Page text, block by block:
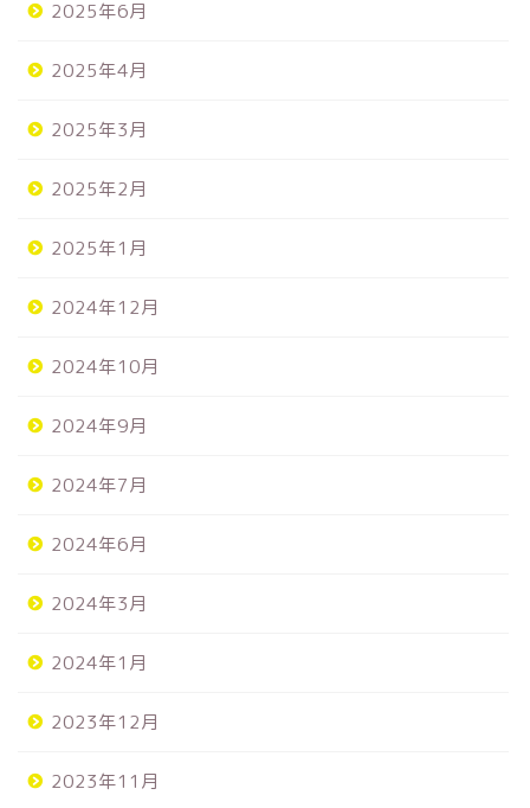
2025年6月
2025年4月
2025年3月
2025年2月
2025年1月
2024年12月
2024年10月
2024年9月
2024年7月
2024年6月
2024年3月
2024年1月
2023年12月
2023年11月